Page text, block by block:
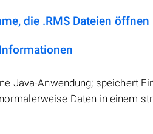
die .RMS Dateien öffnen
Java-Anwendung; speichert
Daten in einem